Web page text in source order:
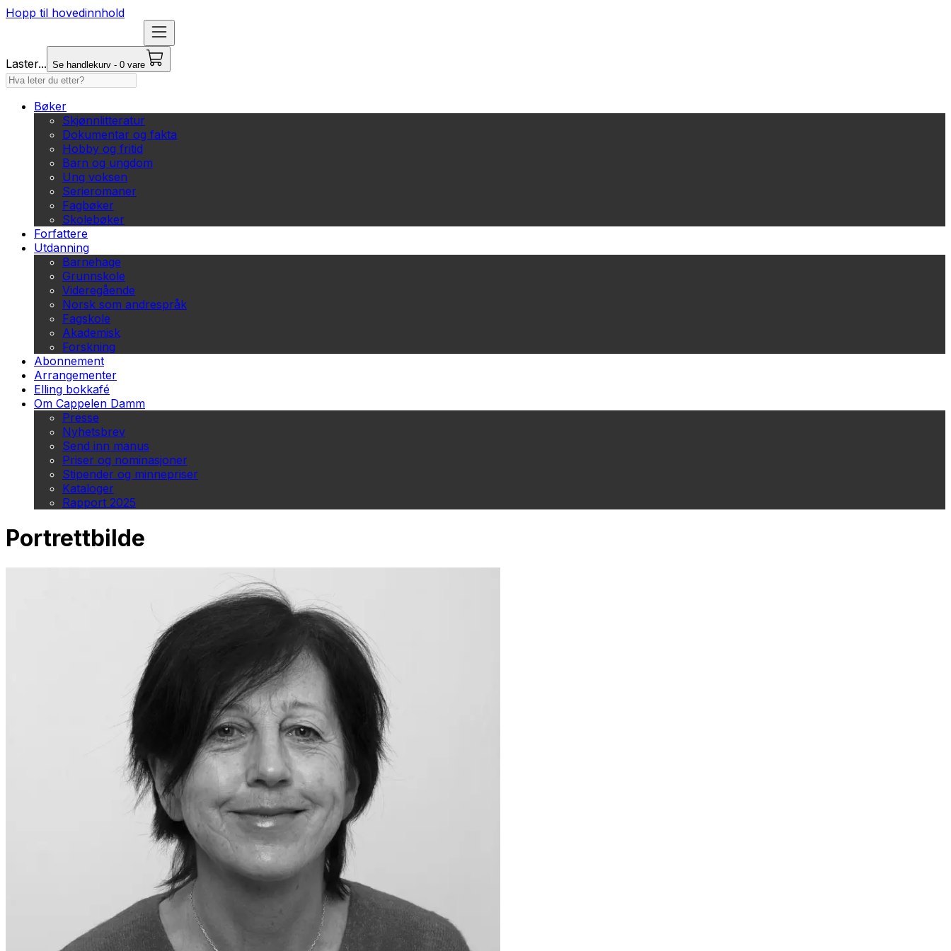
Hopp til hovedinnhold
Laster... Se handlekurv - 0 vare
Bøker
Skjønnlitteratur
Dokumentar og fakta
Hobby og fritid
Barn og ungdom
Ung voksen
Serieromaner
Fagbøker
Skolebøker
Forfattere
Utdanning
Barnehage
Grunnskole
Videregående
Norsk som andrespråk
Fagskole
Akademisk
Forskning
Abonnement
Arrangementer
Elling bokkafé
Om Cappelen Damm
Presse
Nyhetsbrev
Send inn manus
Priser og nominasjoner
Stipender og minnepriser
Kataloger
Rapport 2025
Portrettbilde